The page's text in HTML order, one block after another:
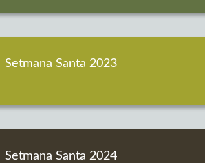
Setmana Santa 2023
Setmana Santa 2024